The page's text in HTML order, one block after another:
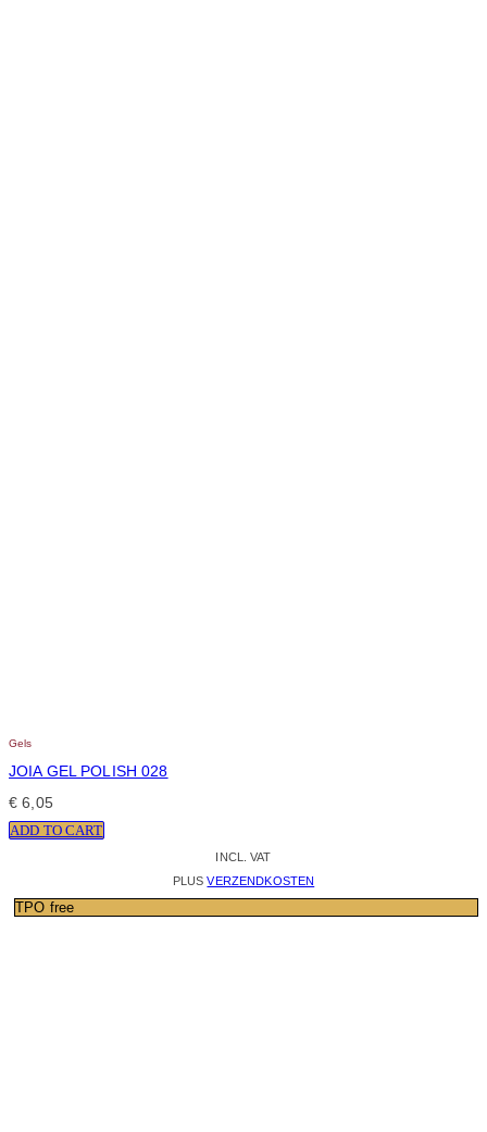
Gels
JOIA GEL POLISH 028
€ 6,05
ADD TO CART
INCL. VAT
PLUSVERZENDKOSTEN
TPO free